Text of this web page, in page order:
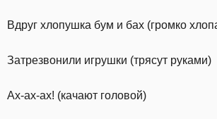
Вдруг хлопушка бум и бах (громко
Затрезвонили игрушки (трясут руками)
Ах-ах-ах! (качают головой)